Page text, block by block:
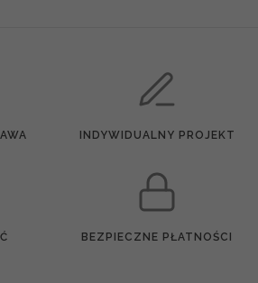
INDYWIDUALNY PROJEKT
BEZPIECZNE PŁATNOŚCI